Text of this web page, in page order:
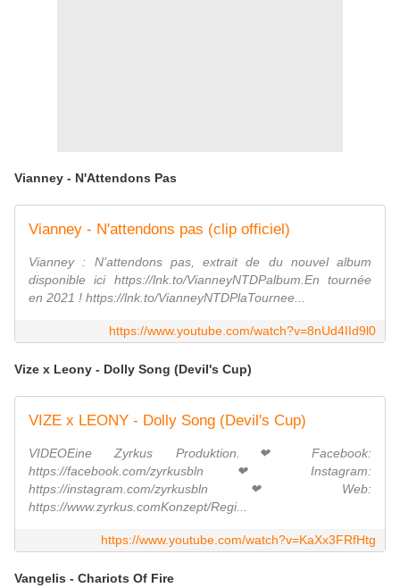
Vianney - N'Attendons Pas
Vianney - N'attendons pas (clip officiel)
Vianney : N'attendons pas, extrait de du nouvel album
disponible ici https://lnk.to/VianneyNTDPalbum.En tournée
en 2021 ! https://lnk.to/VianneyNTDPlaTournee...
https://www.youtube.com/watch?v=8nUd4IId9l0
Vize x Leony - Dolly Song (Devil's Cup)
VIZE x LEONY - Dolly Song (Devil's Cup)
VIDEOEine Zyrkus Produktion.❤ Facebook:
https://facebook.com/zyrkusbln ❤ Instagram:
https://instagram.com/zyrkusbln ❤ Web:
https://www.zyrkus.comKonzept/Regi...
https://www.youtube.com/watch?v=KaXx3FRfHtg
Vangelis - Chariots Of Fire